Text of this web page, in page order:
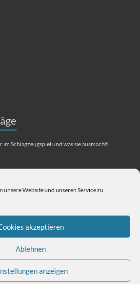
unsere Website und unseren Service zu
akzeptieren
Ablehnen
anzeigen
im Schlagzeugspiel und was sie ausmacht!
Tegel – Berlin-Bangkok